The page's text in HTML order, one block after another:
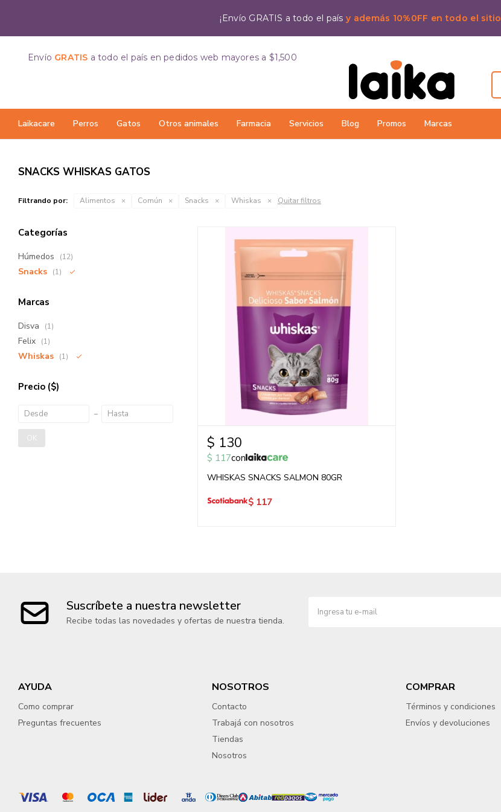
¡Envío GRATIS a todo el paísy además 10%0FF en todo el sitio
Laikacare Perros Gatos Otros animales Farmacia Servicios Blog Promos Marcas
Envío GRATIS a todo el país en pedidos web mayores a $1,500
SNACKS WHISKAS GATOS
Filtrando por: Alimentos Común Snacks Whiskas Quitar filtros
$ 130
$ 117con
WHISKAS SNACKS SALMON 80GR
$ 117
Categorías
Húmedos (12)
Snacks (1)
Marcas
Disva (1)
Felix (1)
Whiskas (1)
Precio ($)
OK
Suscríbete a nuestra newsletter
Recibe todas las novedades y ofertas de nuestra tienda.
AYUDA
Como comprar
Preguntas frecuentes
NOSOTROS
Contacto
Trabajá con nosotros
Tiendas
Nosotros
COMPRAR
Términos y condiciones
Envíos y devoluciones